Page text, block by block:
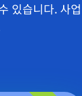
있습니다. 사업